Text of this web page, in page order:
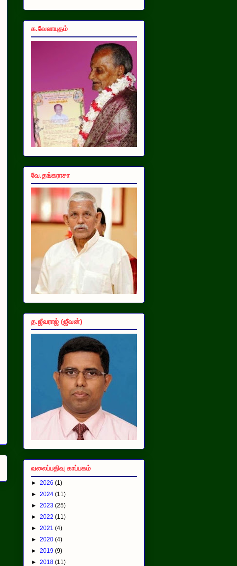
க.வேலாயுதம்
வே.தங்கராசா
த.ஜீவராஜ் (ஜீவன்)
வலைப்பதிவு காப்பகம்
► 2026 (1)
► 2024 (11)
► 2023 (25)
► 2022 (11)
► 2021 (4)
► 2020 (4)
► 2019 (9)
► 2018 (11)